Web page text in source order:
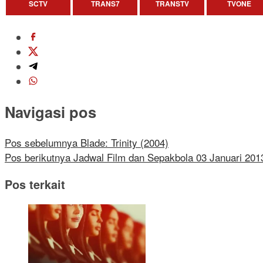
SCTV TRANS7 TRANSTV TVONE
Navigasi pos
Pos sebelumnya Blade: Trinity (2004)
Pos berikutnya Jadwal Film dan Sepakbola 03 Januari
Pos terkait